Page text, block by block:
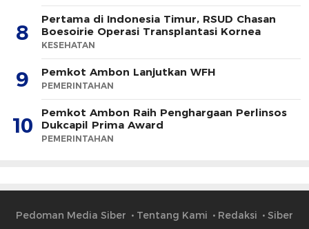
8
Pertama di Indonesia Timur, RSUD Chasan
Boesoirie Operasi Transplantasi Kornea
KESEHATAN
9 Pemkot Ambon Lanjutkan WFH
PEMERINTAHAN
10
Pemkot Ambon Raih Penghargaan Perlinsos
Dukcapil Prima Award
PEMERINTAHAN
Pedoman Media Siber Tentang Kami Redaksi Siber